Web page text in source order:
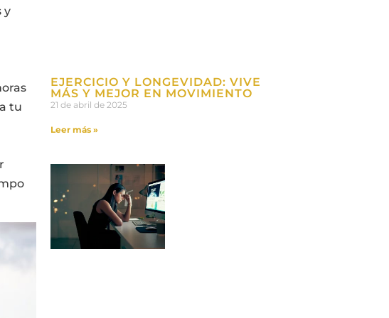
y
tu
EJERCICIO Y LONGEVIDAD: VIVE
MÁS Y MEJOR EN MOVIMIENTO
21 de abril de 2025
Leer más »